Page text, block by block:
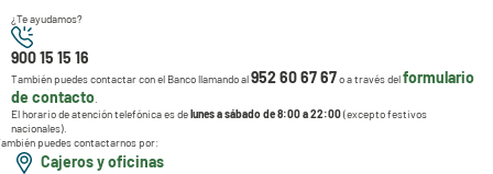
¿Te ayudamos?
900 15 15 16
También puedes contactar con el Banco llamando al952 60 67 67o a través delformulario
de contacto
El horario de atención telefónica es delunes a sábado de 8:00 a 22:00(excepto festivos
nacionales).
puedes contactarnos por:
Cajeros y oficinas